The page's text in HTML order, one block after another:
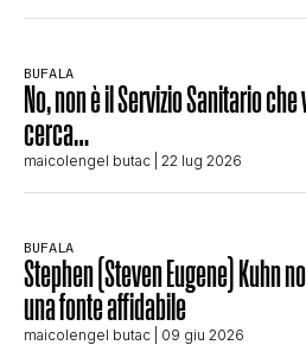
BUFALA
No, non è il Servizio Sanitario che
cerca…
maicolengel butac | 22 lug 2026
BUFALA
Stephen (Steven Eugene) Kuhn
una fonte affidabile
maicolengel butac | 09 giu 2026